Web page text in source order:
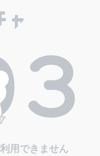
用できません